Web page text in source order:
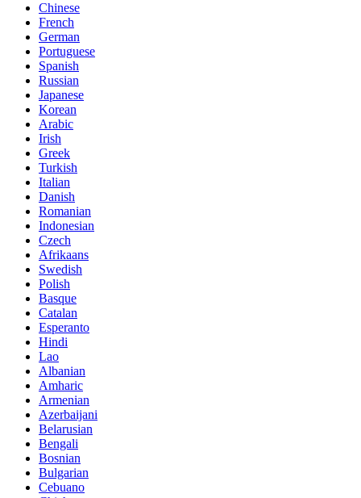
Chinese
French
German
Portuguese
Spanish
Russian
Japanese
Korean
Arabic
Irish
Greek
Turkish
Italian
Danish
Romanian
Indonesian
Czech
Afrikaans
Swedish
Polish
Basque
Catalan
Esperanto
Hindi
Lao
Albanian
Amharic
Armenian
Azerbaijani
Belarusian
Bengali
Bosnian
Bulgarian
Cebuano